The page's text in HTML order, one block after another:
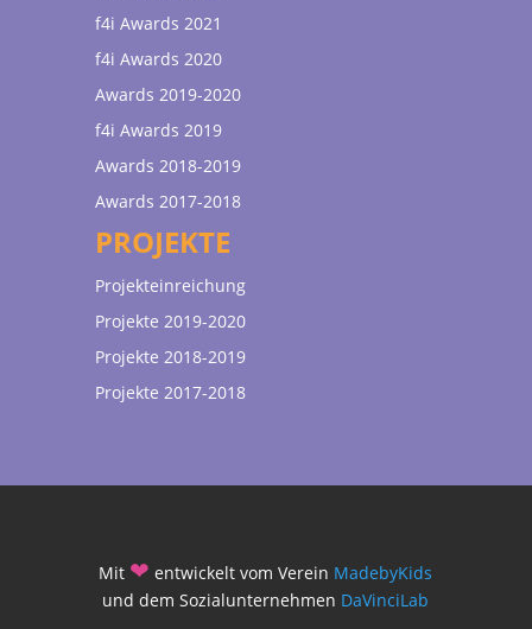
f4i Awards 2021
f4i Awards 2020
Awards 2019-2020
f4i Awards 2019
Awards 2018-2019
Awards 2017-2018
PROJEKTE
Projekteinreichung
Projekte 2019-2020
Projekte 2018-2019
Projekte 2017-2018
Mit ❤ entwickelt vom Verein MadebyKids
und dem Sozialunternehmen DaVinciLab